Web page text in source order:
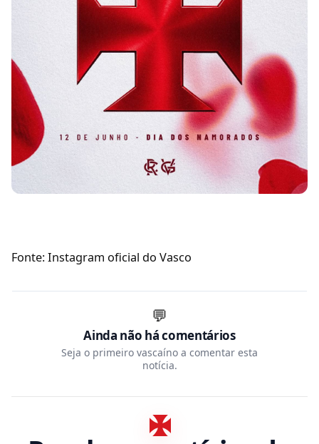
Fonte: Instagram oficial do Vasco
💬
Ainda não há comentários
Seja o primeiro vascaíno a comentar esta
notícia.